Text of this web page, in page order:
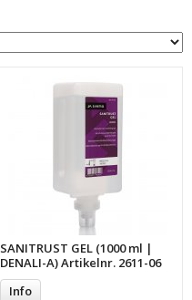
SANITRUST GEL (1000 ml |
DENALI-A) Artikelnr. 2611-06
Info